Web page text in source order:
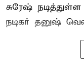
சுரேஷ்
நடிகர் தனுஷ்